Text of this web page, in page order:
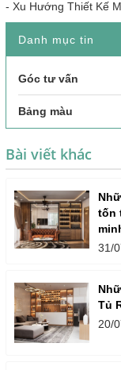
- Xu Hướng Thiết Kế
Danh mục tin
Góc tư vấn
Bảng màu
Bài viết khác
tốn
31/
Tủ
20/